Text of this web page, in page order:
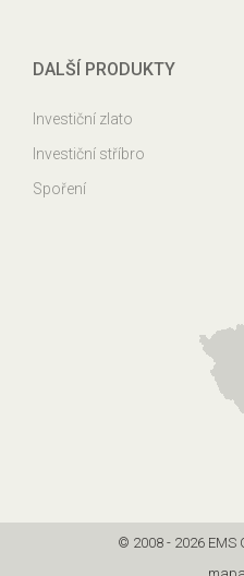
DALŠÍ PRODUKTY
Investiční zlato
Investiční stříbro
Spoření
© 2008 - 2026 EMS